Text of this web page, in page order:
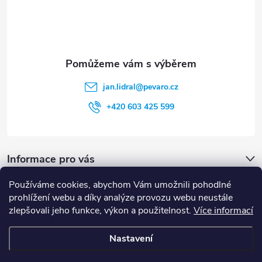
Používáme cookies, abychom Vám umožnili pohodlné
prohlížení webu a díky analýze provozu webu neustále
zlepšovali jeho funkce, výkon a použitelnost. Více informací
Nastavení
s
u
Informace pro vás
Vyhledávání
jan.lidral@pevaro.cz
+420 603 425 599